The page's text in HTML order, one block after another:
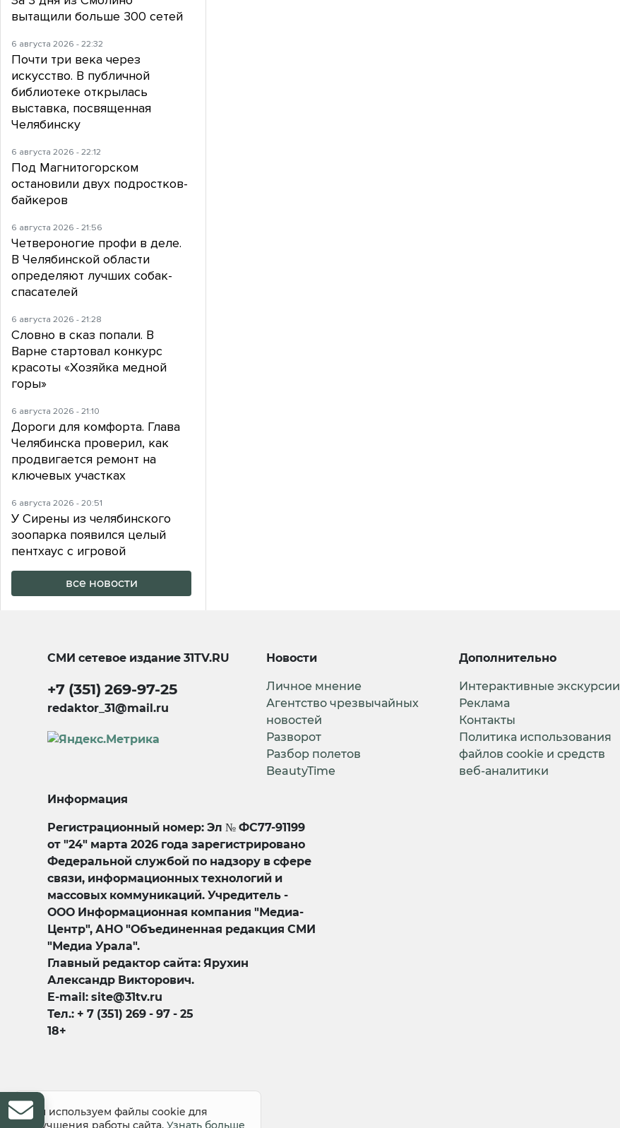
вытащили больше 300 сетей
6 августа 2026 - 22:32
Почти три века через
искусство. В публичной
библиотеке открылась
выставка, посвященная
Челябинску
6 августа 2026 - 22:12
Под Магнитогорском
остановили двух подростков-
байкеров
6 августа 2026 - 21:56
Четвероногие профи в деле.
В Челябинской области
определяют лучших собак-
спасателей
6 августа 2026 - 21:28
Словно в сказ попали. В
Варне стартовал конкурс
красоты «Хозяйка медной
горы»
6 августа 2026 - 21:10
Дороги для комфорта. Глава
Челябинска проверил, как
продвигается ремонт на
ключевых участках
6 августа 2026 - 20:51
У Сирены из челябинского
зоопарка появился целый
пентхаус с игровой
все новости
СМИ сетевое издание31TV.RU
+7 (351) 269-97-25
redaktor_31@mail.ru
Новости
Личное мнение
Агентство чрезвычайных
новостей
Разворот
Разбор полетов
BeautyTime
Дополнительно
Интерактивные экскурсии
Реклама
Контакты
Политика использования
файлов cookie и средств
веб-аналитики
Информация
Регистрационный номер: Эл № ФС77-91199
от "24" марта 2026 года зарегистрировано
Федеральной службой по надзору в сфере
связи, информационных технологий и
массовых коммуникаций. Учредитель -
ООО Информационная компания "Медиа-
Центр", АНО "Объединенная редакция СМИ
"Медиа Урала".
Главный редактор сайта: Ярухин
Александр Викторович.
E-mail: site@31tv.ru
Тел.: + 7 (351) 269 - 97 - 25
18+
© 2008-2026 Все права защищены
Мы используем файлы cookie для
улучшения работы сайта. Узнать больше